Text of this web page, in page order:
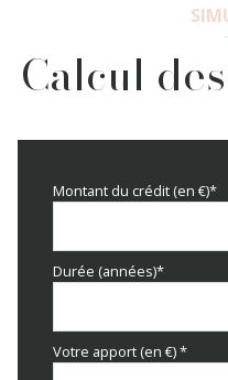
Calcul
Montant du crédit (en €)*
Durée (années)*
Votre apport (en €) *